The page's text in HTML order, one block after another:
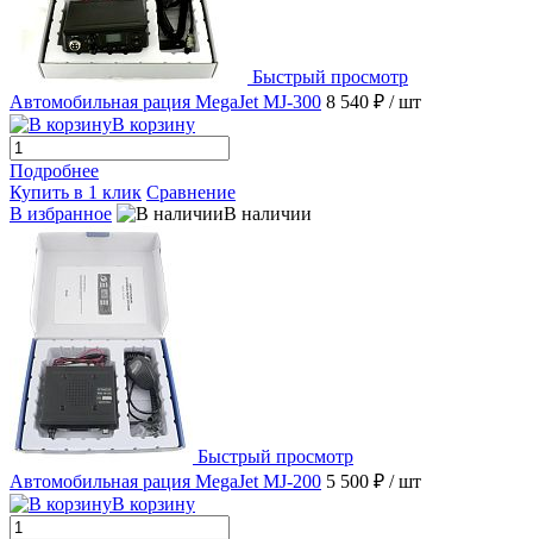
Быстрый просмотр
Автомобильная рация MegaJet MJ-300 8 540 ₽ / шт
В корзину
Подробнее
Купить в 1 клик Сравнение
В избранное
В наличии
Быстрый просмотр
Автомобильная рация MegaJet MJ-200 5 500 ₽ / шт
В корзину